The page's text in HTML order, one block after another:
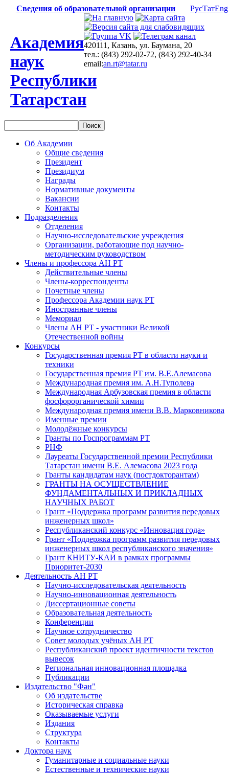
Сведения об образовательной организации РусТатEng
Академия
наук
Республики
Татарстан
420111, Казань, ул. Баумана, 20
тел.: (843) 292-02-72, (843) 292-40-34
email:an.rt@tatar.ru
Об Академии
Общие сведения
Президент
Президиум
Награды
Нормативные документы
Вакансии
Контакты
Подразделения
Отделения
Научно-исследовательские учреждения
Организации, работающие под научно-
методическим руководством
Члены и профессора АН РТ
Действительные члены
Члены-корреспонденты
Почетные члены
Профессора Академии наук РТ
Иностранные члены
Мемориал
Члены АН РТ - участники Великой
Отечественной войны
Конкурсы
Государственная премия РТ в области науки и
техники
Государственная премия РТ им. В.Е.Алемасова
Международная премия им. А.Н.Туполева
Международная Арбузовская премия в области
фосфорорганической химии
Международная премия имени В.В. Марковникова
Именные премии
Молодёжные конкурсы
Гранты по Госпрограммам РТ
РНФ
Лауреаты Государственной премии Республики
Татарстан имени В.Е. Алемасова 2023 года
Гранты кандидатам наук (постдокторантам)
ГРАНТЫ НА ОСУЩЕСТВЛЕНИЕ
ФУНДАМЕНТАЛЬНЫХ И ПРИКЛАДНЫХ
НАУЧНЫХ РАБОТ
Грант «Поддержка программ развития передовых
инженерных школ»
Республиканский конкурс «Инновация года»
Грант «Поддержка программ развития передовых
инженерных школ республиканского значения»
Грант КНИТУ-КАИ в рамках программы
Приоритет-2030
Деятельность АН РТ
Научно-исследовательская деятельность
Научно-инновационная деятельность
Диссертационные советы
Образовательная деятельность
Конференции
Научное сотрудничество
Совет молодых учёных АН РТ
Республиканский проект идентичности текстов
вывесок
Региональная инновационная площадка
Публикации
Издательство "Фән"
Об издательстве
Историческая справка
Оказываемые услуги
Издания
Структура
Контакты
Доктора наук
Гуманитарные и социальные науки
Естественные и технические науки